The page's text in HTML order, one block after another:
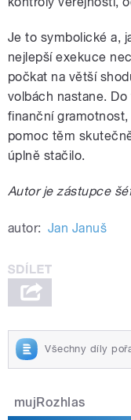
Je to symbolické a,
nejlepší exekuce
počkat na větší
volbách nastane.
finanční
pomoc těm
úplně stačilo.
Autor je zástupce
autor: Jan Januš
Všechny díly
mujRozhlas